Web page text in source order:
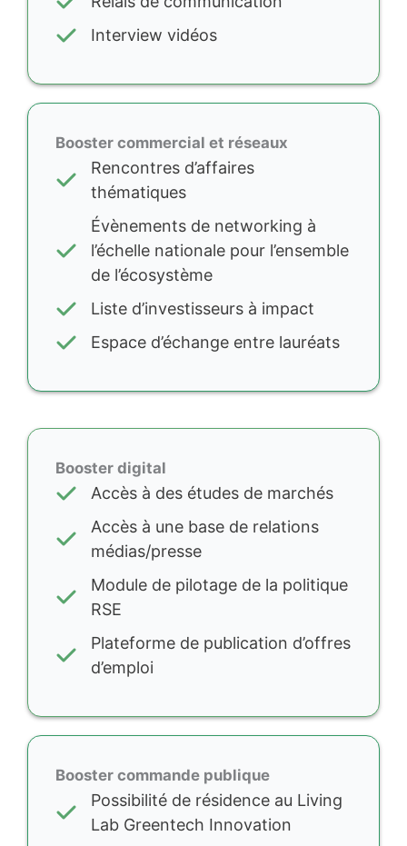
Interview vidéos
Booster commercial et réseaux
Rencontres d’affaires
thématiques
Évènements de networking à
l’échelle nationale pour l’ensemble
de l’écosystème
Liste d’investisseurs à impact
Espace d’échange entre lauréats
Booster digital
Accès à des études de marchés
Accès à une base de relations
médias/presse
Module de pilotage de la politique
RSE
Plateforme de publication d’offres
d’emploi
Booster commande publique
Possibilité de résidence au Living
Lab Greentech Innovation